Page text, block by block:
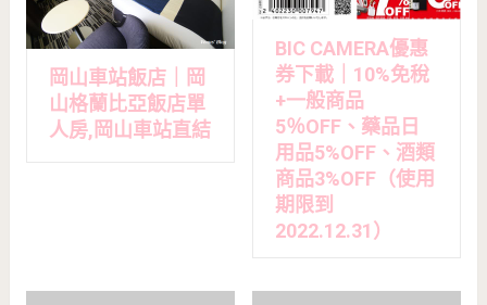
岡山車站飯店｜岡
山格蘭比亞飯店單
人房,岡山車站直結
BIC CAMERA優惠
券下載｜10%免稅
+一般商品
5％OFF、藥品日
用品5%OFF、酒類
商品3%OFF（使用
期限到
2022.12.31）